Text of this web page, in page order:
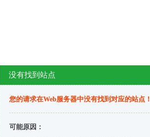
没有找到站点
您的请求在Web服务器中没有找到对应的站点！
可能原因：